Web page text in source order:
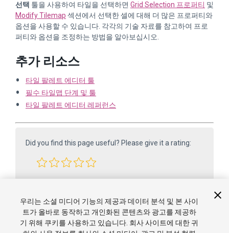
선택 툴을 사용하여 타일을 선택하면 Grid Selection 프로퍼티 및
Modify Tilemap 섹션에서 선택한 셀에 대해 더 많은 프로퍼티와
옵션을 사용할 수 있습니다. 각각의 기술 자료를 참고하여 프로
퍼티와 옵션을 조정하는 방법을 알아보십시오.
추가 리소스
타일 팔레트 에디터 툴
필수 타일맵 단계 및 툴
타일 팔레트 에디터 레퍼런스
Did you find this page useful? Please give it a rating:
우리는 소셜 미디어 기능의 제공과 데이터 분석 및 본 사이
트가 올바로 동작하고 개인화된 콘텐츠와 광고를 제공하
기 위해 쿠키를 사용하고 있습니다. 회사 사이트에 대한 귀